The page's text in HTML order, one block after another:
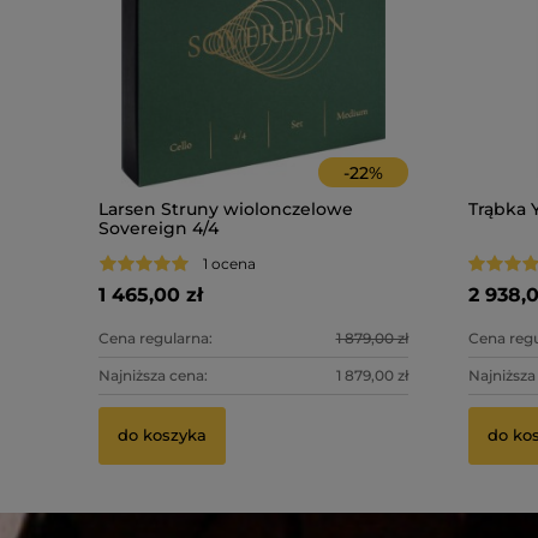
-22%
Larsen Struny wiolonczelowe
Sovereign 4/4
1 ocena
1 465,00 zł
Cena regularna: 1 879,00 zł
Najniższa cena: 1 879,00 zł
do koszyka
Trąbka
2
Cena
do